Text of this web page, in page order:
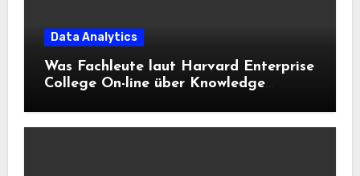
Data Analytics
Was Fachleute laut Harvard Enterprise
College On-line über Knowledge